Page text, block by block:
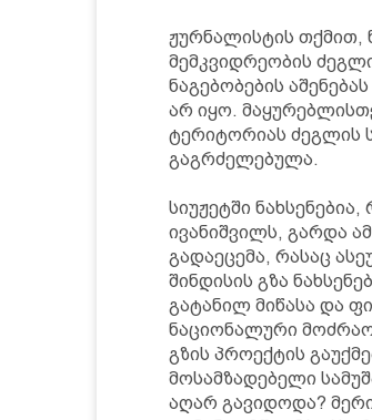
ჟურნალისტის თქმით,
მემკვიდრეობის
ნაგებობების
არ იყო.
ტერიტორიას ძეგლის
გაგრძელებულა.
სიუჟეტში
ივანიშვილს, გარდა
გადაეცემა, რასაც
შინდისის გზა
გატანილ მიწასა და
ნაციონალური
გზის პროექტის
მოსამზადებელი
აღარ გავიდოდა?